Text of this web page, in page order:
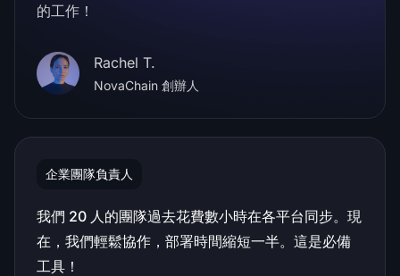
的工作！
Rachel T.
NovaChain 創辦人
企業團隊負責人
我們 20 人的團隊過去花費數小時在各平台同步。現
在，我們輕鬆協作，部署時間縮短一半。這是必備
工具！